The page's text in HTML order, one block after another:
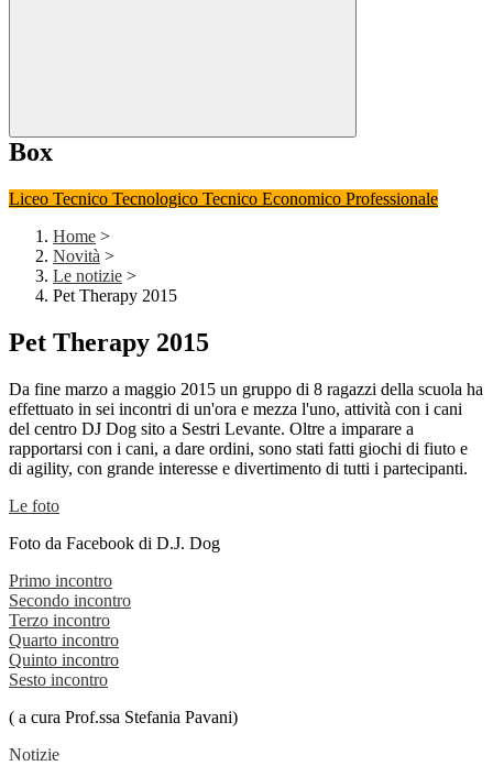
Box
Liceo Tecnico Tecnologico Tecnico Economico Professionale
Home >
Novità >
Le notizie >
Pet Therapy 2015
Pet Therapy 2015
Da fine marzo a maggio 2015 un gruppo di 8 ragazzi della scuola ha
effettuato in sei incontri di un'ora e mezza l'uno, attività con i cani
del centro DJ Dog sito a Sestri Levante. Oltre a imparare a
rapportarsi con i cani, a dare ordini, sono stati fatti giochi di fiuto e
di agility, con grande interesse e divertimento di tutti i partecipanti.
Le foto
Foto da Facebook di D.J. Dog
Primo incontro
Secondo incontro
Terzo incontro
Quarto incontro
Quinto incontro
Sesto incontro
( a cura Prof.ssa Stefania Pavani)
Notizie